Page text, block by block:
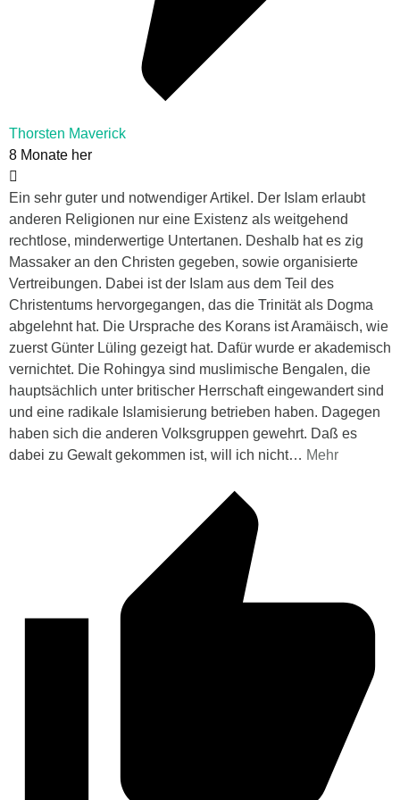
Thorsten Maverick
8 Monate her
Ein sehr guter und notwendiger Artikel. Der Islam erlaubt
anderen Religionen nur eine Existenz als weitgehend
rechtlose, minderwertige Untertanen. Deshalb hat es zig
Massaker an den Christen gegeben, sowie organisierte
Vertreibungen. Dabei ist der Islam aus dem Teil des
Christentums hervorgegangen, das die Trinität als Dogma
abgelehnt hat. Die Ursprache des Korans ist Aramäisch, wie
zuerst Günter Lüling gezeigt hat. Dafür wurde er akademisch
vernichtet. Die Rohingya sind muslimische Bengalen, die
hauptsächlich unter britischer Herrschaft eingewandert sind
und eine radikale Islamisierung betrieben haben. Dagegen
haben sich die anderen Volksgruppen gewehrt. Daß es
dabei zu Gewalt gekommen ist, will ich nicht… Mehr